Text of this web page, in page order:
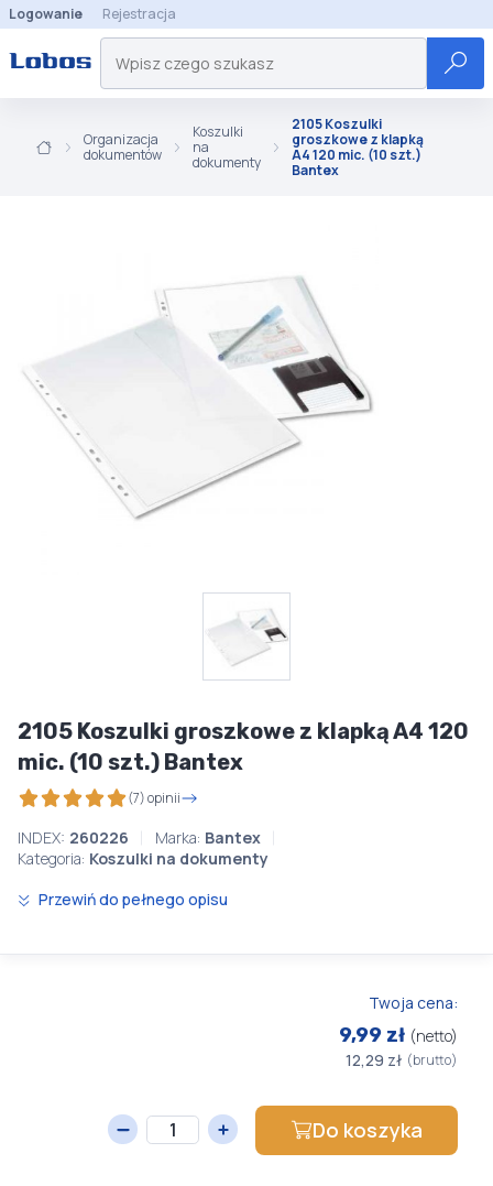
Logowanie Rejestracja
Organizacja
dokumentów
Koszulki
na
dokumenty
2105 Koszulki
groszkowe z klapką
A4 120 mic. (10 szt.)
Bantex
2105 Koszulki groszkowe z klapką A4 120
mic. (10 szt.) Bantex
(7) opinii
INDEX: 260226 Marka: Bantex
Kategoria: Koszulki na dokumenty
Przewiń do pełnego opisu
Twoja cena:
9,99 zł (netto)
12,29 zł (brutto)
Do koszyka